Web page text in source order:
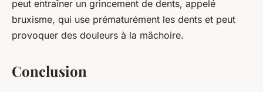
peut entraîner un grincement de dents, appelé
bruxisme, qui use prématurément les dents et peut
provoquer des douleurs à la mâchoire.
Conclusion